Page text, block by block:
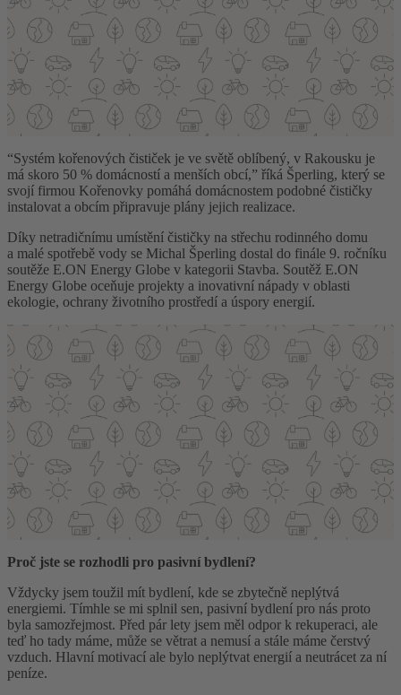
“Systém kořenových čističek je ve světě oblíbený, v Rakousku je
má skoro 50 % domácností a menších obcí,” říká Šperling, který se
svojí firmou Kořenovky pomáhá domácnostem podobné čističky
instalovat a obcím připravuje plány jejich realizace.
Díky netradičnímu umístění čističky na střechu rodinného domu
a malé spotřebě vody se Michal Šperling dostal do finále 9. ročníku
soutěže E.ON Energy Globe v kategorii Stavba. Soutěž E.ON
Energy Globe oceňuje projekty a inovativní nápady v oblasti
ekologie, ochrany životního prostředí a úspory energií.
Proč jste se rozhodli pro pasivní bydlení?
Vždycky jsem toužil mít bydlení, kde se zbytečně neplýtvá
energiemi. Tímhle se mi splnil sen, pasivní bydlení pro nás proto
byla samozřejmost. Před pár lety jsem měl odpor k rekuperaci, ale
teď ho tady máme, může se větrat a nemusí a stále máme čerstvý
vzduch. Hlavní motivací ale bylo neplýtvat energií a neutrácet za ní
peníze.